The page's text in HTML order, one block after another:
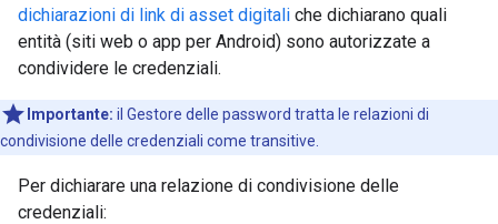
dichiarazioni di link di asset digitali che dichiarano quali
entità (siti web o app per Android) sono autorizzate a
condividere le credenziali.
Importante: il Gestore delle password tratta le relazioni di
condivisione delle credenziali come transitive.
Per dichiarare una relazione di condivisione delle
credenziali: